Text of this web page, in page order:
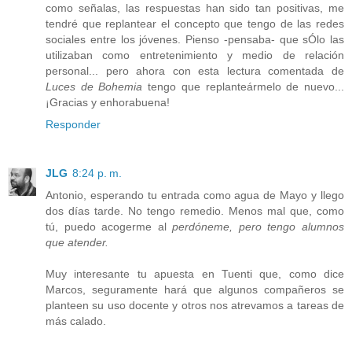
como señalas, las respuestas han sido tan positivas, me
tendré que replantear el concepto que tengo de las redes
sociales entre los jóvenes. Pienso -pensaba- que sÓlo las
utilizaban como entretenimiento y medio de relación
personal... pero ahora con esta lectura comentada de
Luces de Bohemia tengo que replanteármelo de nuevo...
¡Gracias y enhorabuena!
Responder
JLG 8:24 p. m.
Antonio, esperando tu entrada como agua de Mayo y llego
dos días tarde. No tengo remedio. Menos mal que, como
tú, puedo acogerme alperdóneme, pero tengo alumnos
que atender.
Muy interesante tu apuesta en Tuenti que, como dice
Marcos, seguramente hará que algunos compañeros se
planteen su uso docente y otros nos atrevamos a tareas de
más calado.